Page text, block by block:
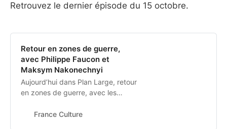
Retrouvez le dernier épisode du 15 octobre.
Retour en zones de guerre,
avec Philippe Faucon et
Maksym Nakonechnyi
Aujourd’hui dans Plan Large, retour
en zones de guerre, avec les
“Les Harkis” et Maksym
France Culture